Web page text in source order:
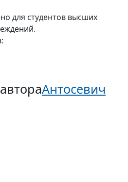
для студентов высших
Антосевич